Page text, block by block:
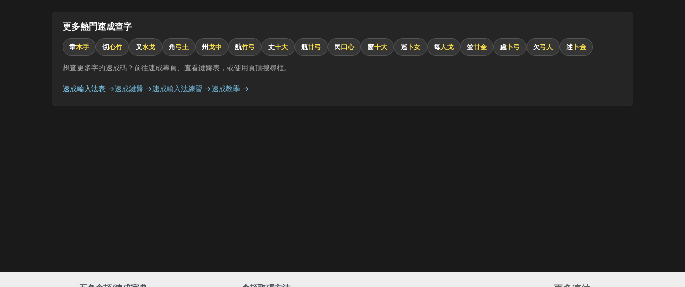
更多熱門速成查字
韋木手 切心竹 叉水戈 角弓土 州戈中 航竹弓 丈十大 瓶廿弓 民口心 窗十大 巡 卜女 每人戈 並廿金 處 卜弓 欠弓人 述 卜金
想查更多字的速成碼？前往速成專頁、查看鍵盤表，或使用頁頂搜尋框。
速成輸入法表 →速成鍵盤 →速成輸入法練習 →速成教學 →